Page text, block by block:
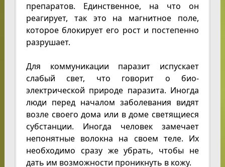
препаратов. Единственное, на что он
реагирует, так это на магнитное поле,
которое блокирует его рост и постепенно
разрушает.
Для коммуникации паразит испускает
слабый свет, что говорит о био-
электрической природе паразита. Иногда
люди перед началом заболевания видят
возле своего дома или в доме светящиеся
субстанции. Иногда человек замечает
непонятные волокна на своем теле. Их
необходимо сразу же убрать, чтобы не
дать им возможности проникнуть в кожу.